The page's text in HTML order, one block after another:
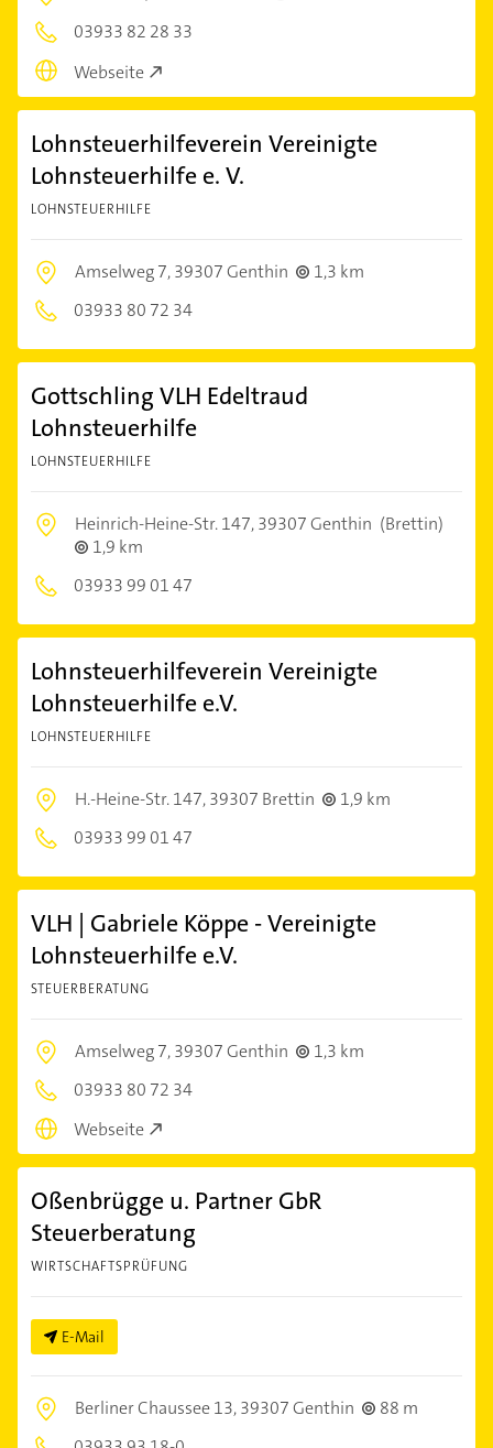
03933 82 28 33
Webseite
Lohnsteuerhilfeverein Vereinigte
Lohnsteuerhilfe e. V.
LOHNSTEUERHILFE
Amselweg 7,39307 Genthin
1,3 km
03933 80 72 34
Gottschling VLH Edeltraud
Lohnsteuerhilfe
LOHNSTEUERHILFE
Heinrich-Heine-Str. 147,39307 Genthin (Brettin)
1,9 km
03933 99 01 47
Lohnsteuerhilfeverein Vereinigte
Lohnsteuerhilfe e.V.
LOHNSTEUERHILFE
H.-Heine-Str. 147,39307 Brettin
1,9 km
03933 99 01 47
VLH | Gabriele Köppe - Vereinigte
Lohnsteuerhilfe e.V.
STEUERBERATUNG
Amselweg 7,39307 Genthin
1,3 km
03933 80 72 34
Webseite
Oßenbrügge u. Partner GbR
Steuerberatung
WIRTSCHAFTSPRÜFUNG
E-Mail
Berliner Chaussee 13,39307 Genthin
88 m